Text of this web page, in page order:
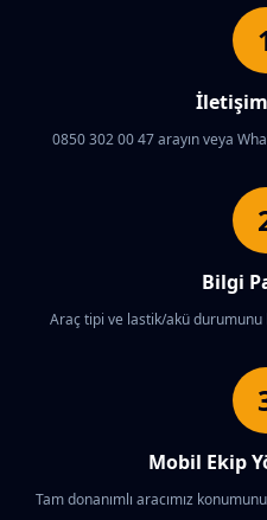
0850 302 00 47 arayın veya
Bilgi
Araç tipi ve lastik/akü
Mobil Ekip
Tam donanımlı aracımız